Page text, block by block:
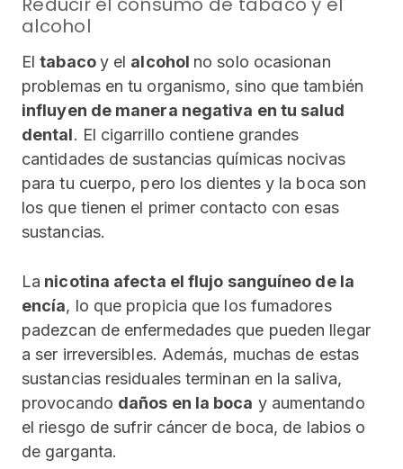
alcohol
Eltabacoy el alcohol no solo ocasionan
problemas en tu organismo, sino que también
influyen de manera negativa en tu salud
dental. El cigarrillo contiene grandes
cantidades de sustancias químicas nocivas
para tu cuerpo, pero los dientes y la boca son
los que tienen el primer contacto con esas
sustancias.
La nicotina afecta el flujo sanguíneo de la
encía, lo que propicia que los fumadores
padezcan de enfermedades que pueden llegar
a ser irreversibles. Además, muchas de estas
sustancias residuales terminan en la saliva,
provocando daños en la boca y aumentando
el riesgo de sufrir cáncer de boca, de labios o
de garganta.